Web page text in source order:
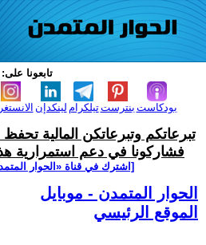
تابعونا على:
لينكدإن تيلكرامبنترست بودكاست
تبرعاتكم وتبرعاتكن المالية
فشاركونا في دعم استمرارية
[اشترك في قناة ‫«الحوار
الحوار المتمدن - موبايل
الموقع الرئيسي